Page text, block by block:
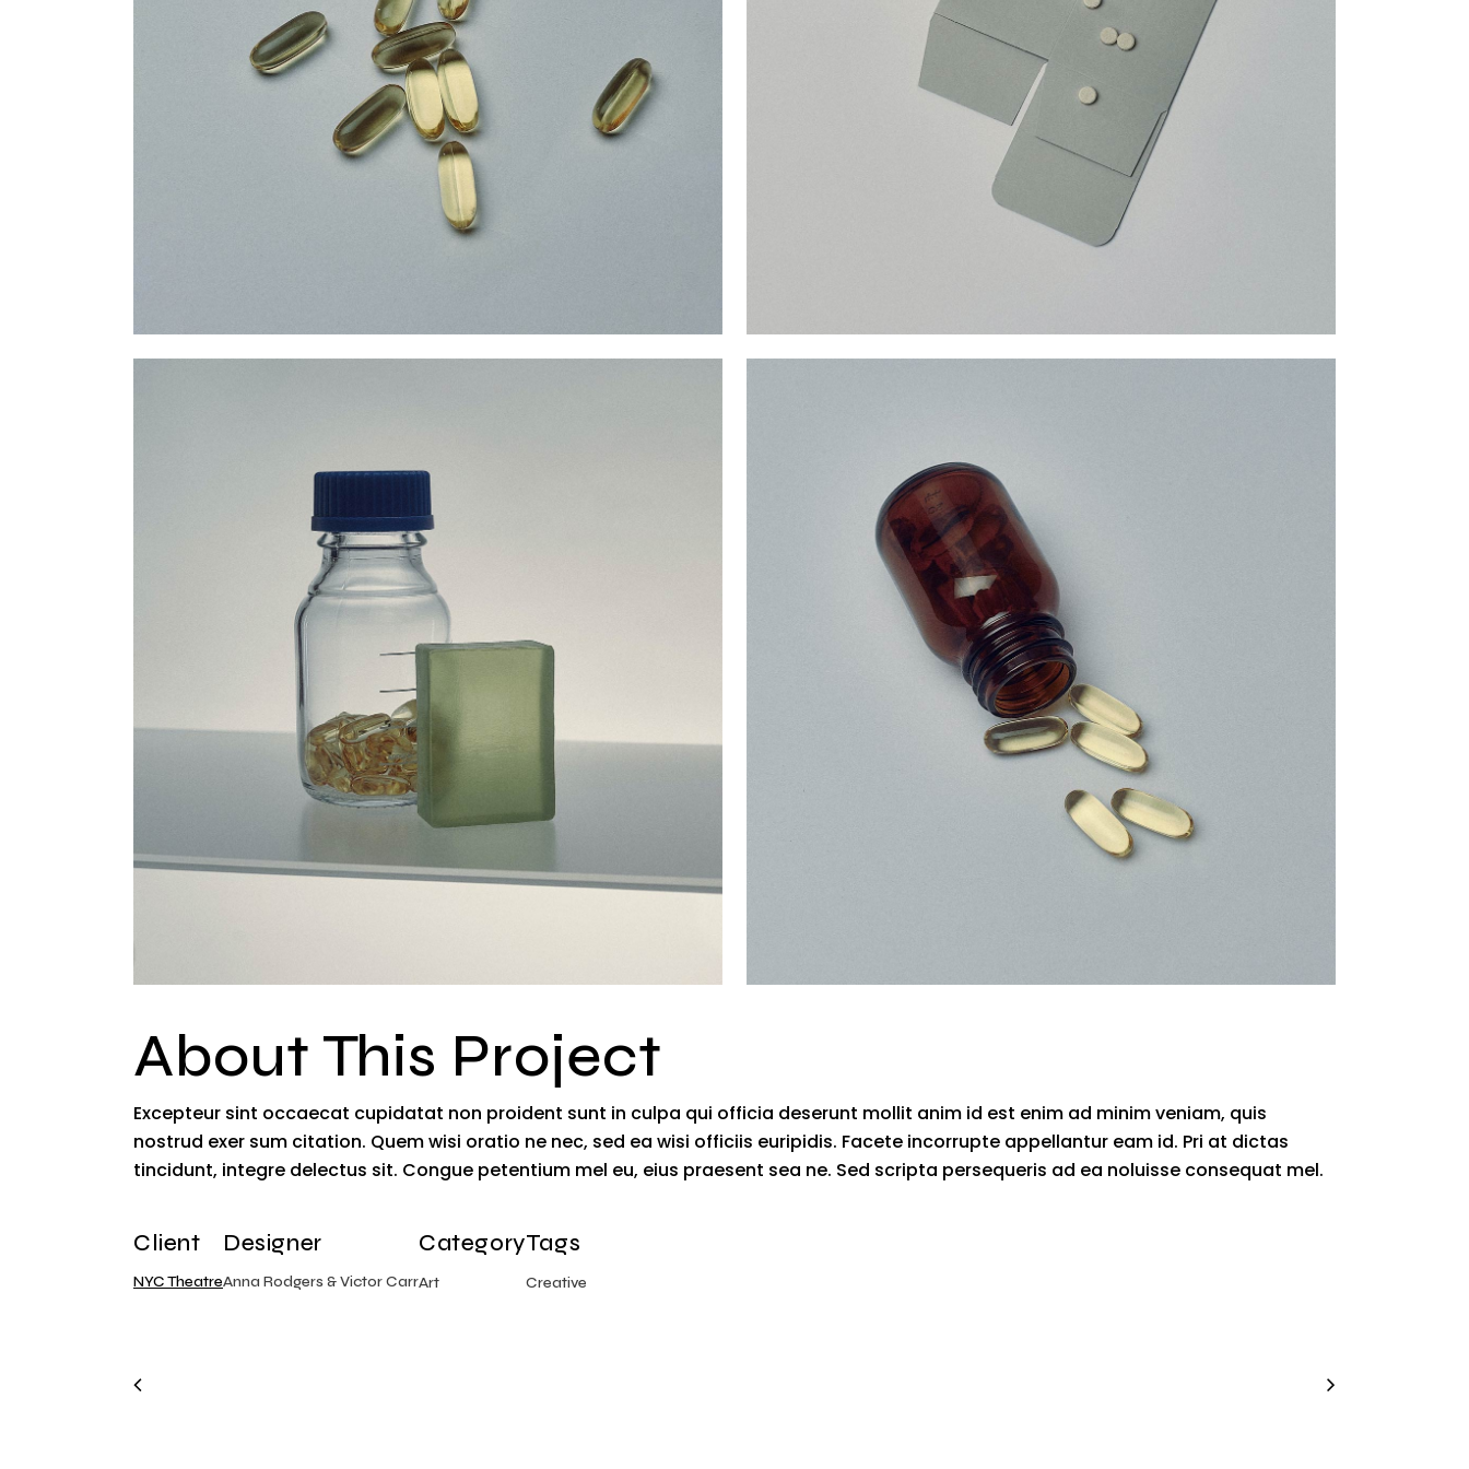
About This Project
Excepteur sint occaecat cupidatat non proident sunt in culpa qui officia deserunt mollit anim id est enim ad minim veniam, quis
nostrud exer sum citation. Quem wisi oratio ne nec, sed ea wisi officiis euripidis. Facete incorrupte appellantur eam id. Pri at dictas
tincidunt, integre delectus sit. Congue petentium mel eu, eius praesent sea ne. Sed scripta persequeris ad ea noluisse consequat mel.
Client
NYC Theatre
Designer
Anna Rodgers & Victor Carr
Category
Art
Tags
Creative